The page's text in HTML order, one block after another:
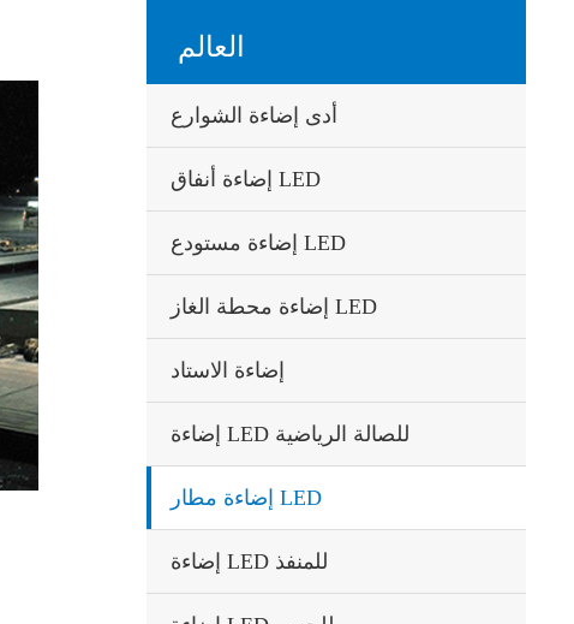
العالم
أدى إضاءة الشوارع
إضاءة أنفاق LED
إضاءة مستودع LED
إضاءة محطة الغاز LED
إضاءة الاستاد
إضاءة LED للصالة الرياضية
إضاءة مطار LED
إضاءة LED للمنفذ